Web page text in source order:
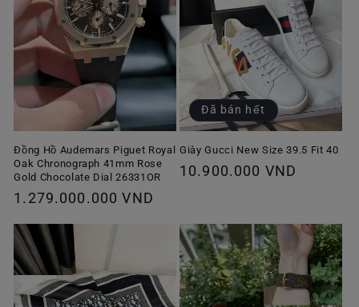
Đồng Hồ Audemars Piguet Royal
Oak Chronograph 41mm Rose
Gold Chocolate Dial 26331OR
Giá
thường
1.279.000.000 VND
Đã bán hết
Giày Gucci New Size 39.5 Fit 40
Giá
10.900.000 VND